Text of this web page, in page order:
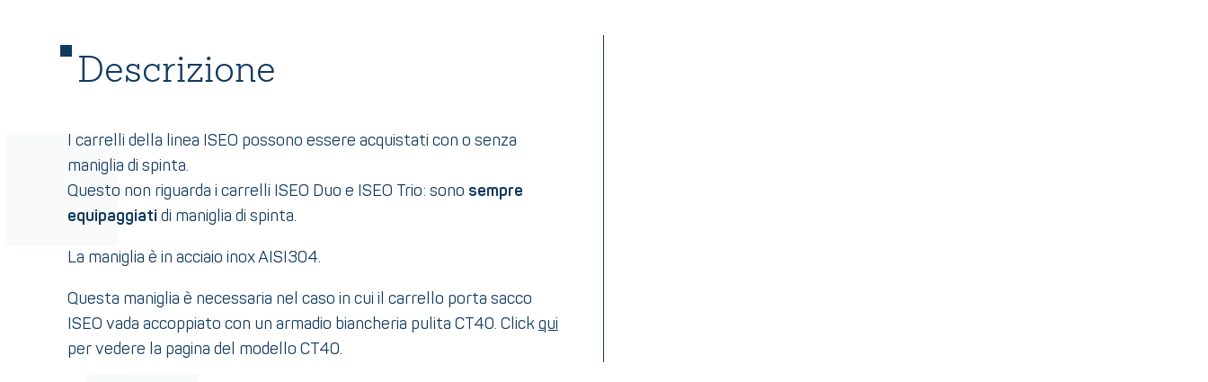
Descrizione
I carrelli della linea ISEO possono essere acquistati con o senza
maniglia di spinta.
Questo non riguarda i carrelli ISEO Duo e ISEO Trio: sono sempre
equipaggiati di maniglia di spinta.
La maniglia è in acciaio inox AISI304.
Questa maniglia è necessaria nel caso in cui il carrello porta sacco
ISEO vada accoppiato con un armadio biancheria pulita CT40. Clickqui
per vedere la pagina del modello CT40.